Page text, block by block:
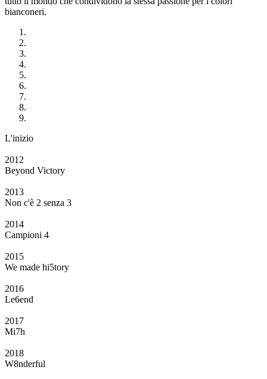
bianconeri.
L'inizio
2012
Beyond Victory
2013
Non c'è 2 senza 3
2014
Campioni 4
2015
We made hi5tory
2016
Le6end
2017
Mi7h
2018
W8nderful